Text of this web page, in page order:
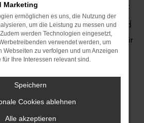
digitalem Weg. Der Vorteil liegt auf
Sie Ihren Audi A8 frei Haus und
Lieferung nach Bremen ohne für
vier Wände zu verlassen. Klingt
Sie uns noch heute.
Marketing
ermöglichen es uns, die Nutzung der
um die Leistung zu messen und
werden Technologien eingesetzt,
verwendet werden, um
Webseiten zu verfolgen und um Anzeigen
für Ihre Interessen relevant sind.
Speichern
Cookies ablehnen
Alle akzeptieren